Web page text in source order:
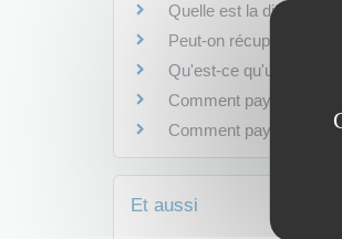
Quelle est la différence
Peut-on récupérer une
Qu'est-ce qu'une carte
Comment payer ses
Comment payer ses
Et aussi